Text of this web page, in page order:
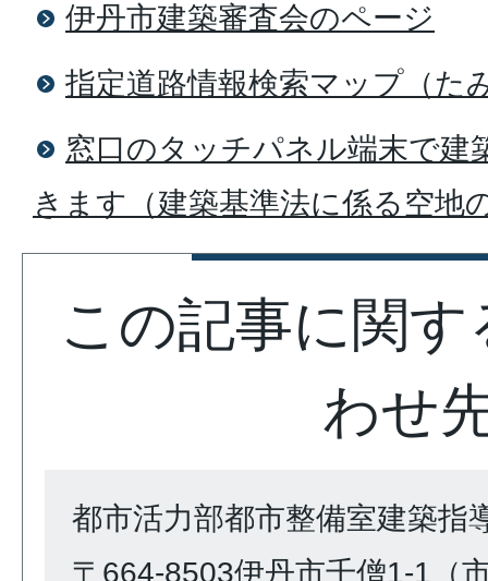
伊丹市建築審査会のページ
指定道路情報検索マップ（た
窓口のタッチパネル端末で建
きます（建築基準法に係る空地
この記事に関
わせ
都市活力部都市整備室建築指
〒664-8503伊丹市千僧1-1（